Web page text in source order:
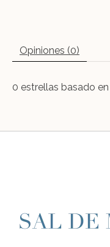
Opiniones (0)
0 estrellas basado en